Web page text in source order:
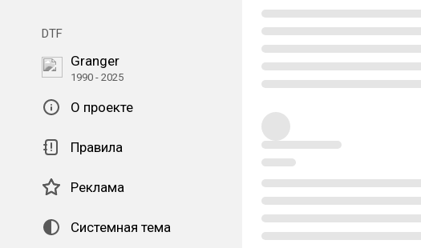
DTF
Granger
1990 - 2025
О проекте
Правила
Реклама
Системная тема